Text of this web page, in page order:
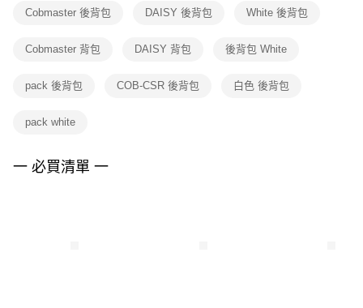
客戶支援中心」https://netprotections.freshdesk.com/support/home
１．透過由恩沛科技股份有限公司提供之「AFTEE先享後付」服務完成之交
權轉讓予恩沛科技股份有限公司。
３．未成年的使用者請事先徵得法定代理人或監護人之同意方可使用
４．使用「AFTEE先享後付」時，將依據個別帳號之用戶狀況，依本公司即
Cobmaster 後背包 DAISY 後背包 White 後背包
Cobmaster 背包 DAISY 背包 後背包 White
pack 後背包 COB-CSR 後背包 白色 後背包
pack white
一 必買清單 一